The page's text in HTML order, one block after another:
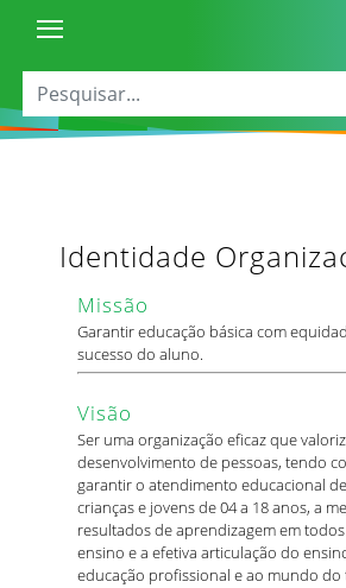
Identidade
Missão
Garantir educação básica com
sucesso do aluno.
Visão
Ser uma organização eficaz que
desenvolvimento de pessoas, tendo
garantir o atendimento educacional
crianças e jovens de 04 a 18 anos, a
resultados de aprendizagem em
ensino e a efetiva articulação do
educação profissional e ao mundo do